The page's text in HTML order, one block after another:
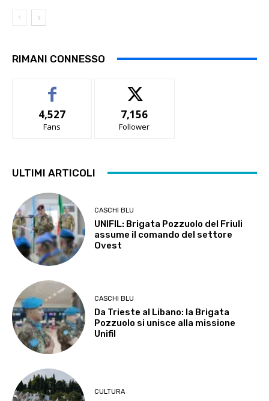
RIMANI CONNESSO
4,527
Fans
7,156
Follower
ULTIMI ARTICOLI
CASCHI BLU
UNIFIL: Brigata Pozzuolo del Friuli
assume il comando del settore
Ovest
CASCHI BLU
Da Trieste al Libano: la Brigata
Pozzuolo si unisce alla missione
Unifil
CULTURA